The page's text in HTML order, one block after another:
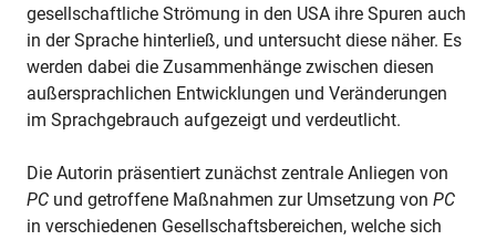
gesellschaftliche Strömung in den USA ihre Spuren auch
in der Sprache hinterließ, und untersucht diese näher. Es
werden dabei die Zusammenhänge zwischen diesen
außersprachlichen Entwicklungen und Veränderungen
im Sprachgebrauch aufgezeigt und verdeutlicht.
Die Autorin präsentiert zunächst zentrale Anliegen von
PC und getroffene Maßnahmen zur Umsetzung von PC
in verschiedenen Gesellschaftsbereichen, welche sich